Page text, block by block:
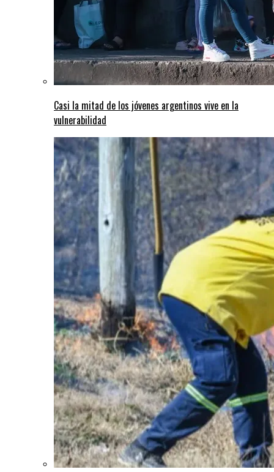
Casi la mitad de los jóvenes argentinos vive en la
vulnerabilidad